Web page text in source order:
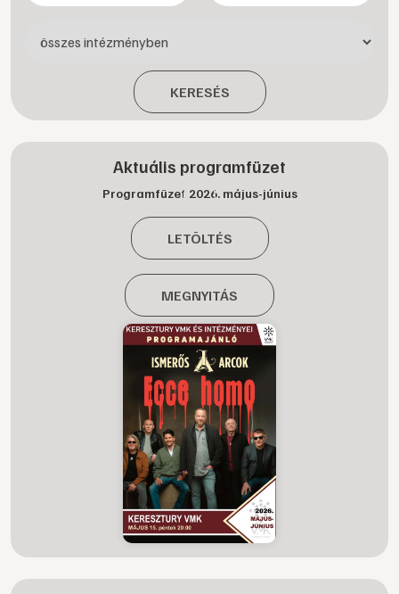
KERESÉS
Aktuális programfüzet
Programfüzet 2026. május-június
LETÖLTÉS
MEGNYITÁS